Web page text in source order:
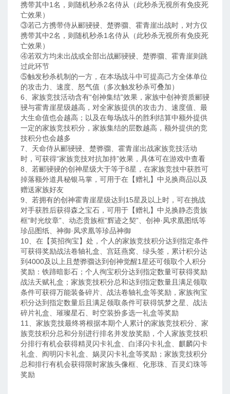
携带其中1名，则随机秒杀2名侍从（此秒杀无视所有免疫死
亡效果）
③若己方携带侍从郦骎骎、楚骅骝、霍青崖出战时，对方仅
携带其中2名，则随机秒杀1名侍从（此秒杀无视所有免疫死
亡效果）
④若双方均未出战或全部出战郦骎骎、楚骅骝、霍青崖则跳
过此环节
⑤触发秒杀机制的一方，在本场战斗中可提高己方全体单位
的攻击力、速度、怒气值（多次触发秒杀可叠加）
6、家族竞技活动含有“创神集结”效果，家族中创神资质郦骎
骎与霍青崖星级越高，对全家族提供的攻击力、速度值、最
大生命值也会越高；以及在每场战斗的胜利结算中额外提供
一定的家族竞技积分，家族集结的层数越高，额外提供的竞
技积分也会越多
7、天命侍从郦骎骎、楚骅骝、霍青崖出战家族竞技活动
时，可获得“家族竞技对抗加持”效果，具体可在游戏中查看
8、若郦骎骎的创神星级大于等于8星，在家族竞技中获胜可
掉落额外道具秘银马掌，可用于在【赠礼】中兑换商品以及
赠送家族好友
9、若拥有的创神霍青崖星级达到15星及以上时，可在挑战
对手获胜后获得森之宝石，可用于【赠礼】中兑换静态贵族
框“时光纹章”、动态贵族框“辉迹之契”、创神·凤求凰图纸等
珍品图纸、神御·凤求凰等珍品神御
10、在【英招徇宝】处，个人的家族竞技积分达到指定条件
可获得奖励战法卷轴礼盒、宫廷燕窝、绿头签，累计积分达
到4000及以上且楚骅骝达到创神觉醒1星还可领取个人积分
奖励：铁蹄暗影石；个人徇宝积分达到指定数量可获得奖励
战法天赋礼盒；家族竞技积分总和达到指定数量且满足领取
条件可获得万能装备碎片、战法卷轴礼盒等奖励，家族徇宝
积分达到指定数量后且满足领取条件可获得筑梦之星、战法
碎片礼盒、璀璨星石、时空装扮多选一礼盒等奖励
11、家族竞技最终将根据本期个人累计的家族竞技积分、家
族竞技积分总和分别进行排名并发放奖励，个人家族竞技积
分排行有机会获得精灵闪卡礼盒、白泽闪卡礼盒、麒麟闪卡
礼盒、阎明闪卡礼盒、娲灵闪卡礼盒等奖励；家族竞技积分
总和排行有机会获得限时家族头像框、化形珠、百灵幻珠等
奖励